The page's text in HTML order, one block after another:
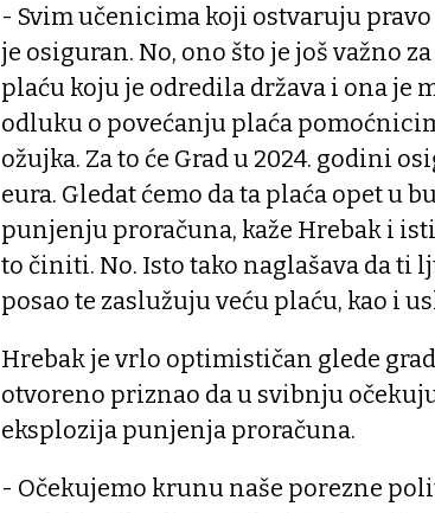
- Svim učenicima koji ostvaruju
je osiguran. No, ono što je još važno
plaću koju je odredila država i ona je
odluku o povećanju plaća
ožujka. Za to će Grad u 2024. godini
eura. Gledat ćemo da ta plaća opet u
punjenju proračuna, kaže Hrebak i
to činiti. No. Isto tako naglašava da ti
posao te zaslužuju veću plaću, kao i
Hrebak je vrlo optimističan glede
otvoreno priznao da u svibnju
eksplozija punjenja proračuna.
- Očekujemo krunu naše porezne